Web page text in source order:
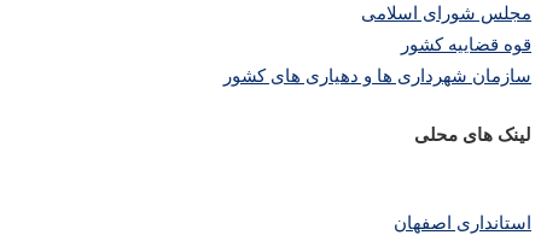
مجلس شورای اسلامی
قوه قضاییه کشور
سازمان شهرداری ها و دهیاری های کشور
لینک های محلی
استانداری اصفهان